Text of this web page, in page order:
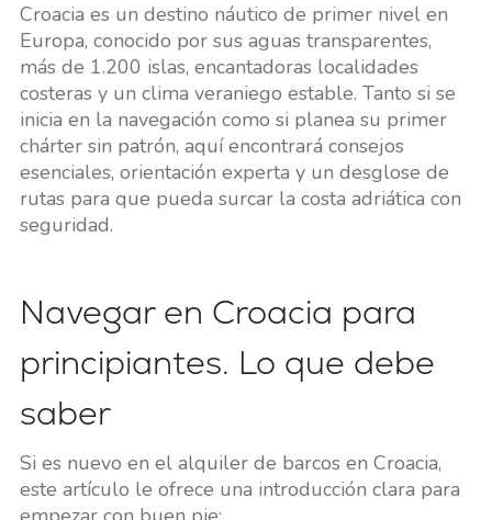
Croacia es un destino náutico de primer nivel en
Europa, conocido por sus aguas transparentes,
más de 1.200 islas, encantadoras localidades
costeras y un clima veraniego estable. Tanto si se
inicia en la navegación como si planea su primer
chárter sin patrón, aquí encontrará consejos
esenciales, orientación experta y un desglose de
rutas para que pueda surcar la costa adriática con
seguridad.
Navegar en Croacia para
principiantes. Lo que debe
saber
Si es nuevo en el alquiler de barcos en Croacia,
este artículo le ofrece una introducción clara para